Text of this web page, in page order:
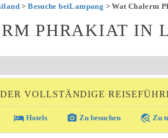
>Besuche beiLampang > Wat Chalerm
PHRAKIAT IN
DER VOLLSTÄNDIGE
local_hotelHotels photo_camera Zu besuchen travel_explore Zu